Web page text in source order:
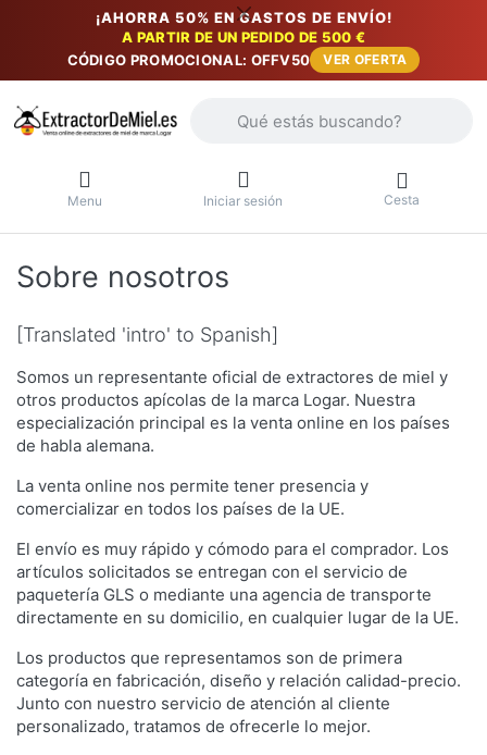
¡AHORRA 50% EN GASTOS DE ENVÍO!
A PARTIR DE UN PEDIDO DE 500 €
CÓDIGO PROMOCIONAL: OFFV50
VER OFERTA
Menu Iniciar sesión Cesta
Sobre nosotros
[Translated 'intro' to Spanish]
Somos un representante oficial de extractores de miel y
otros productos apícolas de la marca Logar. Nuestra
especialización principal es la venta online en los países
de habla alemana.
La venta online nos permite tener presencia y
comercializar en todos los países de la UE.
El envío es muy rápido y cómodo para el comprador. Los
artículos solicitados se entregan con el servicio de
paquetería GLS o mediante una agencia de transporte
directamente en su domicilio, en cualquier lugar de la UE.
Los productos que representamos son de primera
categoría en fabricación, diseño y relación calidad-precio.
Junto con nuestro servicio de atención al cliente
personalizado, tratamos de ofrecerle lo mejor.